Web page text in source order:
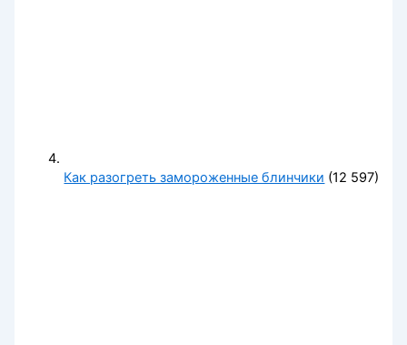
Как разогреть замороженные блинчики (12 597)